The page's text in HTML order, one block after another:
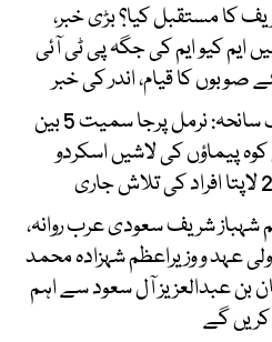
کا مستقبل کیا؟ بڑی خبر،
ایم کیو ایم کی جگہ پی ٹی آئی
صوبوں کا قیام، اندر کی خبر
براڈ پیک سانحہ: نرمل پرجا سمیت 5 بین
کوہ پیماؤں کی لاشیں اسکردو
شہباز شریف سعودی عرب روانہ،
عہد و وزیراعظم شہزادہ محمد
بن عبدالعزیز آل سعود سے اہم
گے